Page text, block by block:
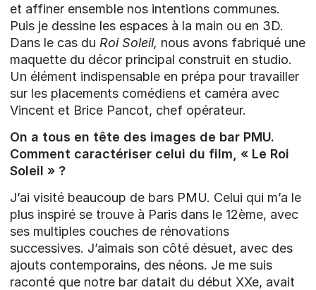
et affiner ensemble nos intentions communes.
Puis je dessine les espaces à la main ou en 3D.
Dans le cas du Roi Soleil, nous avons fabriqué une
maquette du décor principal construit en studio.
Un élément indispensable en prépa pour travailler
sur les placements comédiens et caméra avec
Vincent et Brice Pancot, chef opérateur.
On a tous en tête des images de bar PMU.
Comment caractériser celui du film, « Le Roi
Soleil » ?
J’ai visité beaucoup de bars PMU. Celui qui m’a le
plus inspiré se trouve à Paris dans le 12ème, avec
ses multiples couches de rénovations
successives. J’aimais son côté désuet, avec des
ajouts contemporains, des néons. Je me suis
raconté que notre bar datait du début XXe, avait